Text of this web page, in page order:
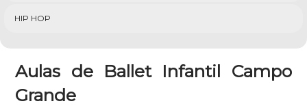
HIP HOP
Aulas de Ballet Infantil Campo
Grande